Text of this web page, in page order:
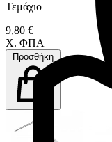
Τεμάχιο
9,80 €
Χ. ΦΠΑ
Προσθήκη